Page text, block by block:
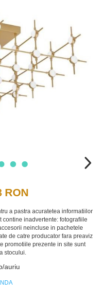
RON
a pastra acuratetea informatiilor
inadvertente: fotografiile
neincluse in pachetele
de catre producator fara preaviz
promotiile prezente in site sunt
stocului.
auriu